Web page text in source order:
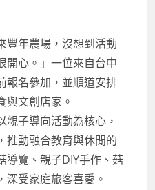
豐年農場，沒想到活動
開心。」一位來自台中
報名參加，並順道安排
與文創店家。
子導向活動為核心，
推動融合教育與休閒的
導覽、親子DIY手作、菇
深受家庭旅客喜愛。